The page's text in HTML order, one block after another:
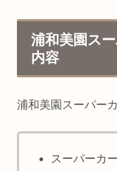
浦和美園ス
内容
浦和美園スーパー
スーパーカ